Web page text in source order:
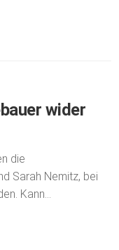
wider
die
Sarah Nemitz, bei
Kann...